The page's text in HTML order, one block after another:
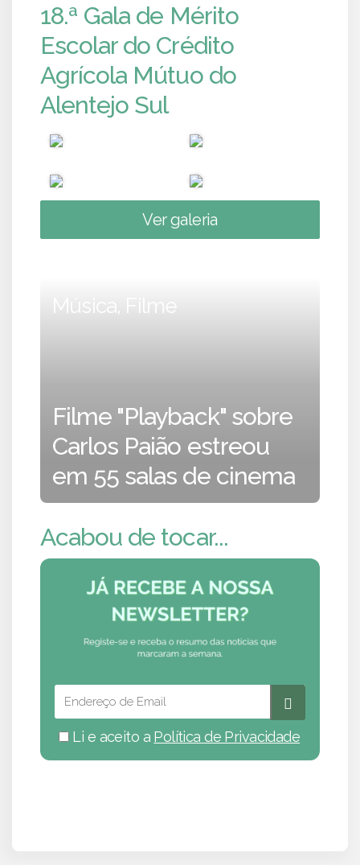
18.ª Gala de Mérito
Escolar do Crédito
Agrícola Mútuo do
Alentejo Sul
Ver galeria
Música, Filme
Filme "Playback" sobre
Carlos Paião estreou
em 55 salas de cinema
Acabou de tocar...
Li e aceito a Política de Privacidade